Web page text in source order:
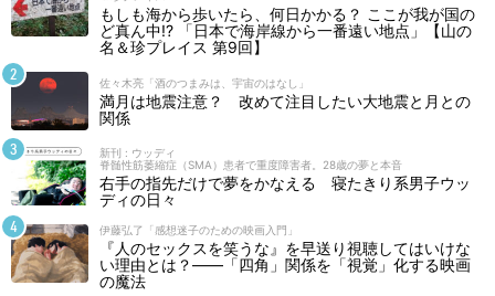
もしも海から歩いたら、何日かかる？ ここが我が国の
ど真ん中!? 「日本で海岸線から一番遠い地点」【山の
名＆珍プレイス 第9回】
佐々木亮「酒のつまみは、宇宙のはなし」
満月は地震注意？ 改めて注目したい大地震と月との
関係
新刊 : ウッディ
脊髄性筋萎縮症（SMA）患者で重度障害者。28歳の夢と本音
右手の指先だけで夢をかなえる 寝たきり系男子ウッ
ディの日々
伊藤弘了「感想迷子のための映画入門」
『人のセックスを笑うな』を早送り視聴してはいけな
い理由とは？――「四角」関係を「視覚」化する映画
の魔法